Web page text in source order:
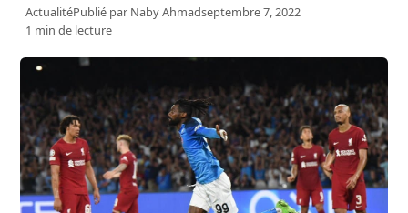
ActualitéPublié par Naby Ahmadseptembre 7, 2022
1 min de lecture